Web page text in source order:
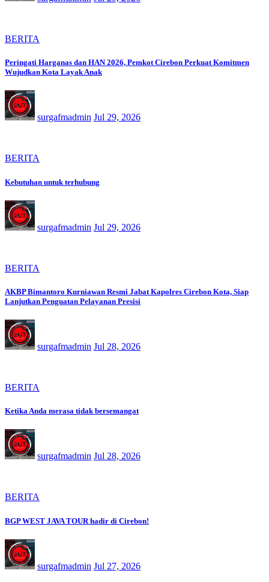
BERITA
Peringati Harganas dan HAN 2026, Pemkot Cirebon Perkuat Komitmen
Wujudkan Kota Layak Anak
surgafmadmin Jul 29, 2026
BERITA
Kebutuhan untuk terhubung
surgafmadmin Jul 29, 2026
BERITA
AKBP Bimantoro Kurniawan Resmi Jabat Kapolres Cirebon Kota, Siap
Lanjutkan Penguatan Pelayanan Presisi
surgafmadmin Jul 28, 2026
BERITA
Ketika Anda merasa tidak bersemangat
surgafmadmin Jul 28, 2026
BERITA
BGP WEST JAVA TOUR hadir di Cirebon!
surgafmadmin Jul 27, 2026